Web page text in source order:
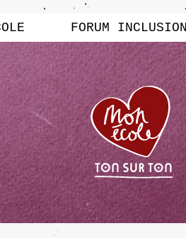
FORUM INCLUSION